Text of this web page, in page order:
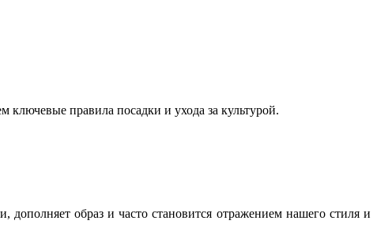
правила посадки и ухода за культурой.
образ и часто становится отражением нашего стиля и